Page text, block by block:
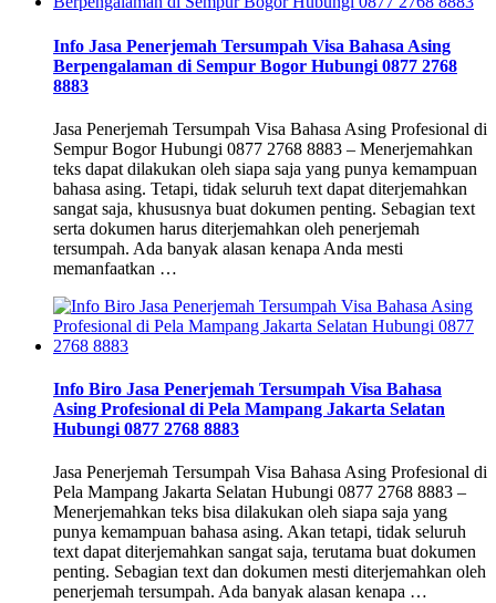
Info Jasa Penerjemah Tersumpah Visa Bahasa Asing
Berpengalaman di Sempur Bogor Hubungi 0877 2768
8883
Jasa Penerjemah Tersumpah Visa Bahasa Asing Profesional di
Sempur Bogor Hubungi 0877 2768 8883 – Menerjemahkan
teks dapat dilakukan oleh siapa saja yang punya kemampuan
bahasa asing. Tetapi, tidak seluruh text dapat diterjemahkan
sangat saja, khususnya buat dokumen penting. Sebagian text
serta dokumen harus diterjemahkan oleh penerjemah
tersumpah. Ada banyak alasan kenapa Anda mesti
memanfaatkan …
Info Biro Jasa Penerjemah Tersumpah Visa Bahasa
Asing Profesional di Pela Mampang Jakarta Selatan
Hubungi 0877 2768 8883
Jasa Penerjemah Tersumpah Visa Bahasa Asing Profesional di
Pela Mampang Jakarta Selatan Hubungi 0877 2768 8883 –
Menerjemahkan teks bisa dilakukan oleh siapa saja yang
punya kemampuan bahasa asing. Akan tetapi, tidak seluruh
text dapat diterjemahkan sangat saja, terutama buat dokumen
penting. Sebagian text dan dokumen mesti diterjemahkan oleh
penerjemah tersumpah. Ada banyak alasan kenapa …